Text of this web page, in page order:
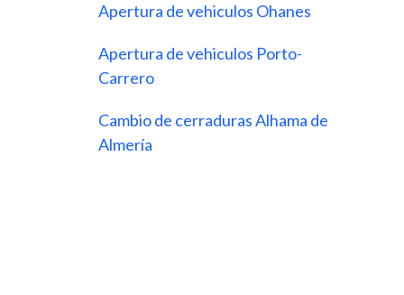
Apertura de vehiculos Ohanes
Apertura de vehiculos Porto-
Carrero
Cambio de cerraduras Alhama de
Almería